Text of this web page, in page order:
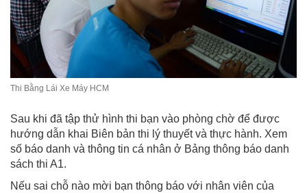
Thi Bằng Lái Xe Máy HCM
Sau khi đã tập thử hình thi bạn vào phòng chờ để được
hướng dẫn khai Biên bản thi lý thuyết và thực hành. Xem
số báo danh và thông tin cá nhân ở Bảng thông báo danh
sách thi A1.
Nếu sai chỗ nào mời bạn thông báo với nhân viên của